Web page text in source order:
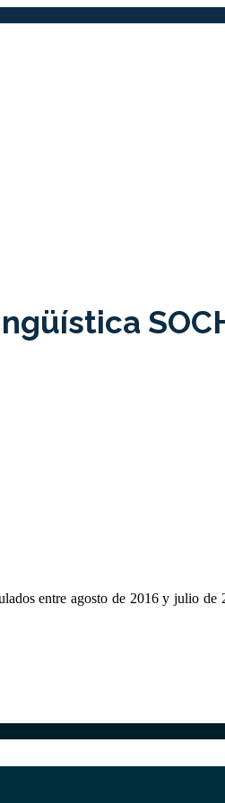
entre agosto de 2016 y julio de